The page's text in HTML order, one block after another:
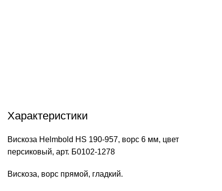
Характеристики
Вискоза Helmbold HS 190-957, ворс 6 мм, цвет
персиковый, арт. Б0102-1278
Вискоза, ворс прямой, гладкий.